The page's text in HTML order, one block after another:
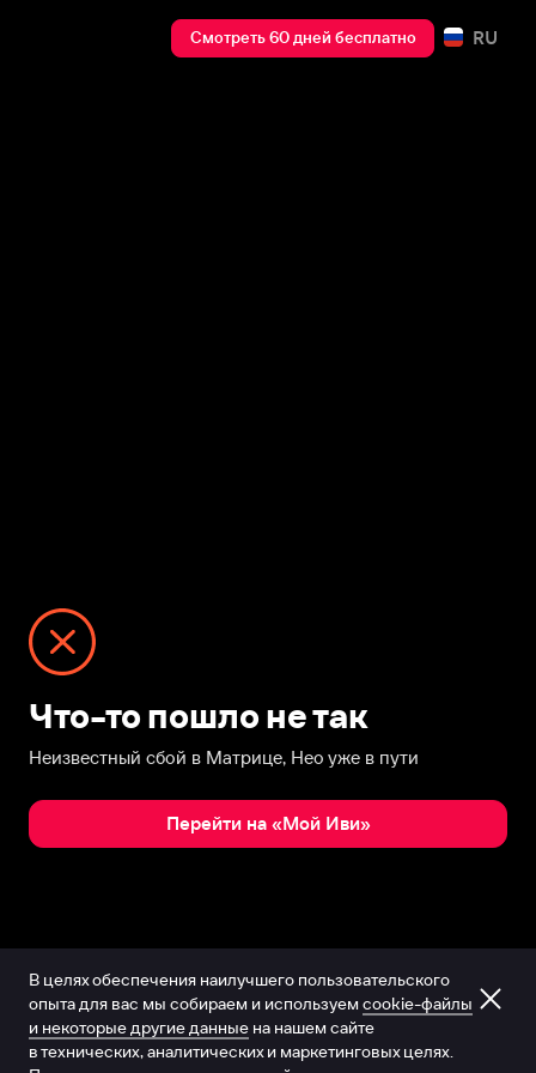
Смотреть 60 дней бесплатно RU
Что-то пошло не так
Неизвестный сбой в Матрице, Нео уже в пути
Перейти на «Мой Иви»
В целях обеспечения наилучшего пользовательского
опыта для вас мы собираем и используем cookie-файлы
и некоторые другие данные на нашем сайте
в технических, аналитических и маркетинговых целях.